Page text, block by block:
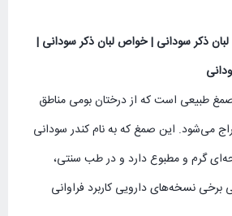
ذکر سودانی | خواص لبان ذکر سودانی |
طبیعی است که از درختان بومی مناطق
می‌شود. این صمغ که به نام کندر سودانی
گرم و مطبوع دارد و در طب سنتی،
نسخه‌های دارویی کاربرد فراوانی